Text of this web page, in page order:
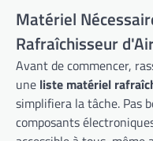
Matériel
Rafraîchisseur
Avant de commencer,
une liste matériel
simplifiera la tâche. Pas
composants